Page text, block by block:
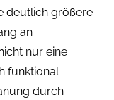
deutlich größere
an
nur eine
funktional
durch